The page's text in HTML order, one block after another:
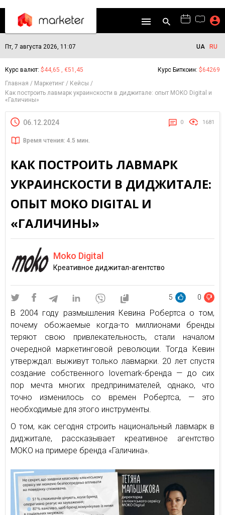
Пт, 7 августа 2026, 11:07 UA RU
Курс валют: $44,65 , €51,45 Курс Биткоин: $64269
Главная
Маркетинг
Кейсы
Как построить лавмарк украинскости в диджитале: опыт MOKO Digital и
«Галичины»
06.12.2024 0 1681
Время чтения: 4.5 мин.
КАК ПОСТРОИТЬ ЛАВМАРК
УКРАИНСКОСТИ В ДИДЖИТАЛЕ:
ОПЫТ MOKO DIGITAL И
«ГАЛИЧИНЫ»
Moko Digital
Креативное диджитал-агентство
5 0
В 2004 году размышления Кевина Робертса о том,
почему обожаемые когда-то миллионами бренды
теряют свою привлекательность, стали началом
очередной маркетинговой революции. Тогда Кевин
утверждал: выживут только лавмарки. 20 лет спустя
создание собственного lovemark-бренда — до сих
пор мечта многих предпринимателей, однако, что
точно изменилось со времен Робертса, — это
необходимые для этого инструменты.
О том, как сегодня строить национальный лавмарк в
диджитале, рассказывает креативное агентство
MOKO на примере бренда «Галичина».